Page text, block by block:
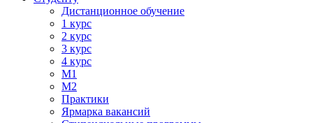
Дистанционное обучение
1 курс
2 курс
3 курс
4 курс
М1
М2
Практики
Ярмарка вакансий